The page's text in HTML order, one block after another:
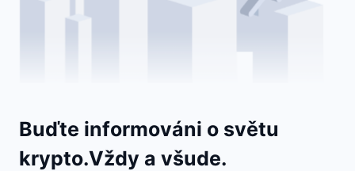
Buďte informováni o světu
krypto.Vždy a všude.